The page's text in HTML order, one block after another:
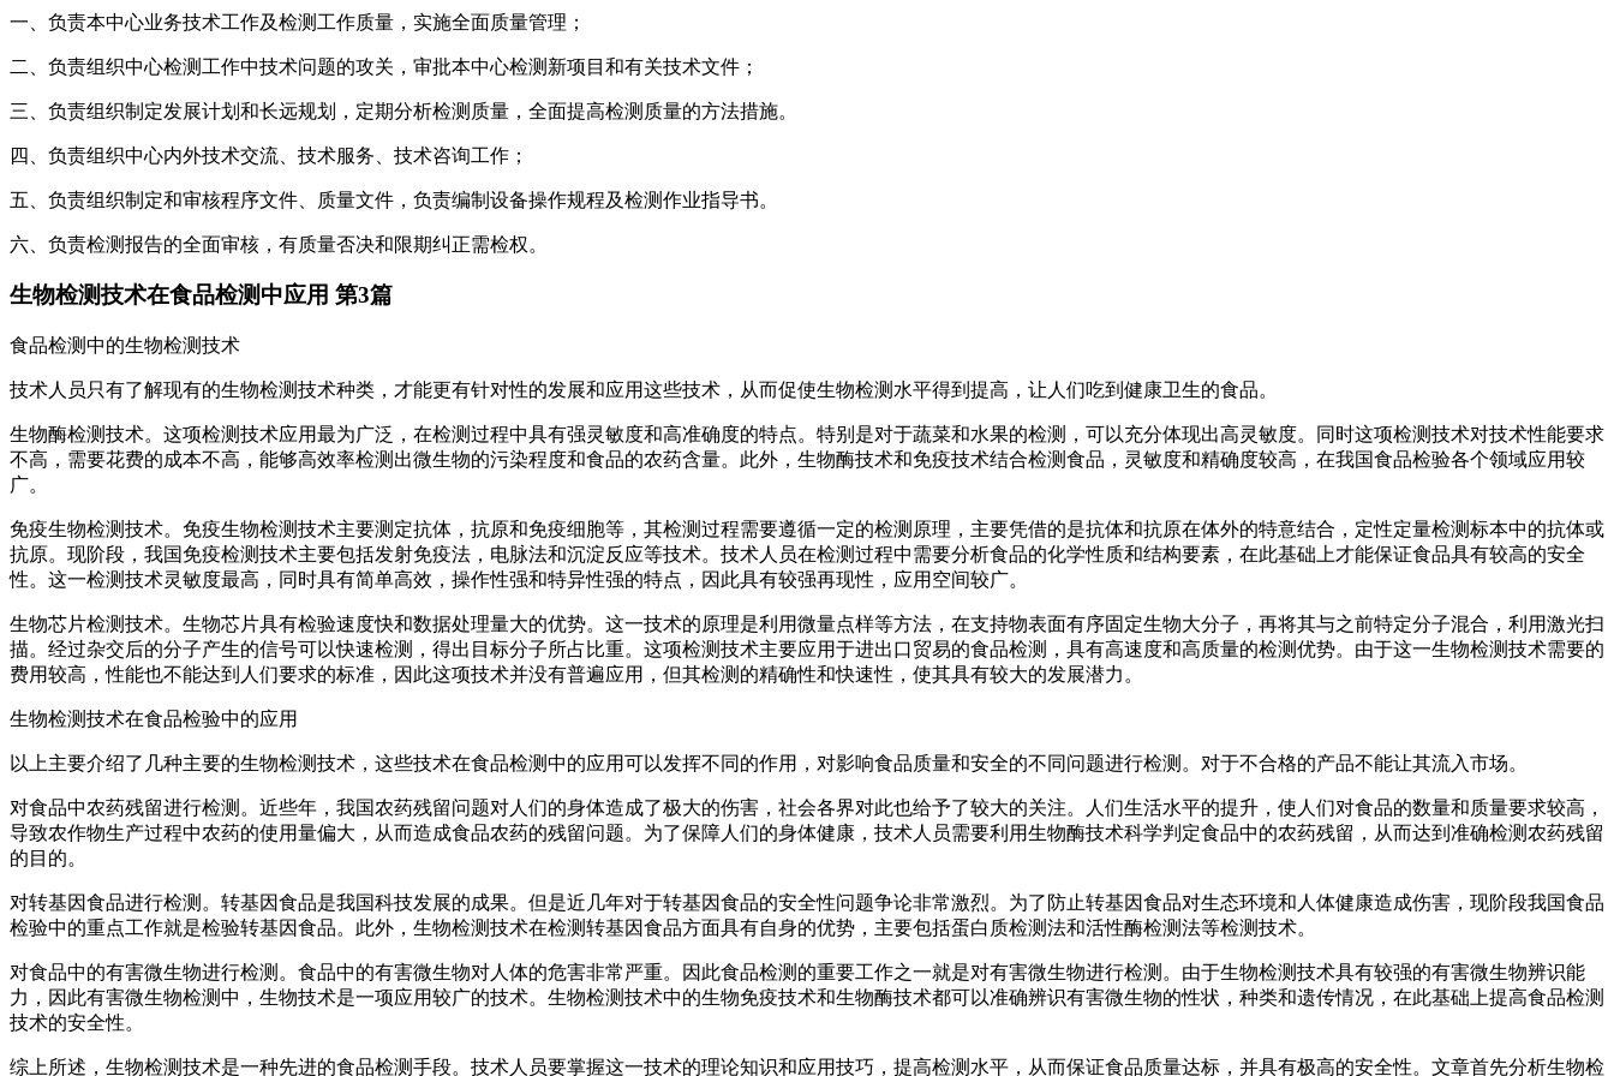
一、负责本中心业务技术工作及检测工作质量，实施全面质量管理；
二、负责组织中心检测工作中技术问题的攻关，审批本中心检测新项目和有关技术文件；
三、负责组织制定发展计划和长远规划，定期分析检测质量，全面提高检测质量的方法措施。
四、负责组织中心内外技术交流、技术服务、技术咨询工作；
五、负责组织制定和审核程序文件、质量文件，负责编制设备操作规程及检测作业指导书。
六、负责检测报告的全面审核，有质量否决和限期纠正需检权。
生物检测技术在食品检测中应用 第3篇
食品检测中的生物检测技术
技术人员只有了解现有的生物检测技术种类，才能更有针对性的发展和应用这些技术，从而促使生物检测水平得到提高，让人们吃到健康卫生的食品。
生物酶检测技术。这项检测技术应用最为广泛，在检测过程中具有强灵敏度和高准确度的特点。特别是对于蔬菜和水果的检测，可以充分体现出高灵敏度。同时这项检测技术对技术性能要求
不高，需要花费的成本不高，能够高效率检测出微生物的污染程度和食品的农药含量。此外，生物酶技术和免疫技术结合检测食品，灵敏度和精确度较高，在我国食品检验各个领域应用较
广。
免疫生物检测技术。免疫生物检测技术主要测定抗体，抗原和免疫细胞等，其检测过程需要遵循一定的检测原理，主要凭借的是抗体和抗原在体外的特意结合，定性定量检测标本中的抗体或
抗原。现阶段，我国免疫检测技术主要包括发射免疫法，电脉法和沉淀反应等技术。技术人员在检测过程中需要分析食品的化学性质和结构要素，在此基础上才能保证食品具有较高的安全
性。这一检测技术灵敏度最高，同时具有简单高效，操作性强和特异性强的特点，因此具有较强再现性，应用空间较广。
生物芯片检测技术。生物芯片具有检验速度快和数据处理量大的优势。这一技术的原理是利用微量点样等方法，在支持物表面有序固定生物大分子，再将其与之前特定分子混合，利用激光扫
描。经过杂交后的分子产生的信号可以快速检测，得出目标分子所占比重。这项检测技术主要应用于进出口贸易的食品检测，具有高速度和高质量的检测优势。由于这一生物检测技术需要的
费用较高，性能也不能达到人们要求的标准，因此这项技术并没有普遍应用，但其检测的精确性和快速性，使其具有较大的发展潜力。
生物检测技术在食品检验中的应用
以上主要介绍了几种主要的生物检测技术，这些技术在食品检测中的应用可以发挥不同的作用，对影响食品质量和安全的不同问题进行检测。对于不合格的产品不能让其流入市场。
对食品中农药残留进行检测。近些年，我国农药残留问题对人们的身体造成了极大的伤害，社会各界对此也给予了较大的关注。人们生活水平的提升，使人们对食品的数量和质量要求较高，
导致农作物生产过程中农药的使用量偏大，从而造成食品农药的残留问题。为了保障人们的身体健康，技术人员需要利用生物酶技术科学判定食品中的农药残留，从而达到准确检测农药残留
的目的。
对转基因食品进行检测。转基因食品是我国科技发展的成果。但是近几年对于转基因食品的安全性问题争论非常激烈。为了防止转基因食品对生态环境和人体健康造成伤害，现阶段我国食品
检验中的重点工作就是检验转基因食品。此外，生物检测技术在检测转基因食品方面具有自身的优势，主要包括蛋白质检测法和活性酶检测法等检测技术。
对食品中的有害微生物进行检测。食品中的有害微生物对人体的危害非常严重。因此食品检测的重要工作之一就是对有害微生物进行检测。由于生物检测技术具有较强的有害微生物辨识能
力，因此有害微生物检测中，生物技术是一项应用较广的技术。生物检测技术中的生物免疫技术和生物酶技术都可以准确辨识有害微生物的性状，种类和遗传情况，在此基础上提高食品检测
技术的安全性。
综上所述，生物检测技术是一种先进的食品检测手段。技术人员要掌握这一技术的理论知识和应用技巧，提高检测水平，从而保证食品质量达标，并具有极高的安全性。文章首先分析生物检